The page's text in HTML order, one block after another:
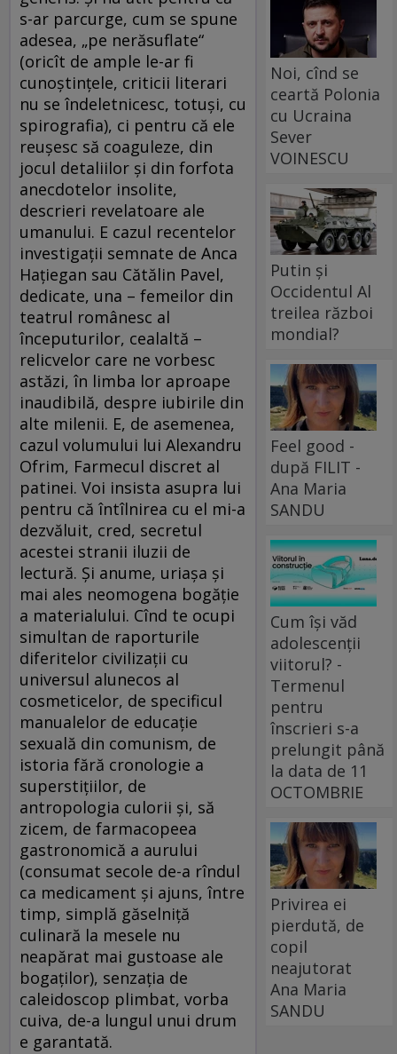
s-ar parcurge, cum se spune
adesea, „pe nerăsuflate“
(oricît de ample le-ar fi
cunoștințele, criticii literari
nu se îndeletnicesc, totuși, cu
spirografia), ci pentru că ele
reușesc să coaguleze, din
jocul detaliilor și din forfota
anecdotelor insolite,
descrieri revelatoare ale
umanului. E cazul recentelor
investigații semnate de Anca
Hațiegan sau Cătălin Pavel,
dedicate, una – femeilor din
teatrul românesc al
începuturilor, cealaltă –
relicvelor care ne vorbesc
astăzi, în limba lor aproape
inaudibilă, despre iubirile din
alte milenii. E, de asemenea,
cazul volumului lui Alexandru
Ofrim, Farmecul discret al
patinei. Voi insista asupra lui
pentru că întîlnirea cu el mi-a
dezvăluit, cred, secretul
acestei stranii iluzii de
lectură. Și anume, uriașa și
mai ales neomogena bogăție
a materialului. Cînd te ocupi
simultan de raporturile
diferitelor civilizații cu
universul alunecos al
cosmeticelor, de specificul
manualelor de educație
sexuală din comunism, de
istoria fără cronologie a
superstițiilor, de
antropologia culorii și, să
zicem, de farmacopeea
gastronomică a aurului
(consumat secole de-a rîndul
ca medicament și ajuns, între
timp, simplă găselniță
culinară la mesele nu
neapărat mai gustoase ale
bogaților), senzația de
caleidoscop plimbat, vorba
cuiva, de-a lungul unui drum
e garantată.
Noi, cînd se
ceartă Polonia
cu Ucraina
Sever
VOINESCU
Putin și
Occidentul Al
treilea război
mondial?
Feel good -
după FILIT -
Ana Maria
SANDU
Cum își văd
adolescenții
viitorul? -
Termenul
pentru
înscrieri s-a
prelungit până
la data de 11
OCTOMBRIE
Privirea ei
pierdută, de
copil
neajutorat
Ana Maria
SANDU